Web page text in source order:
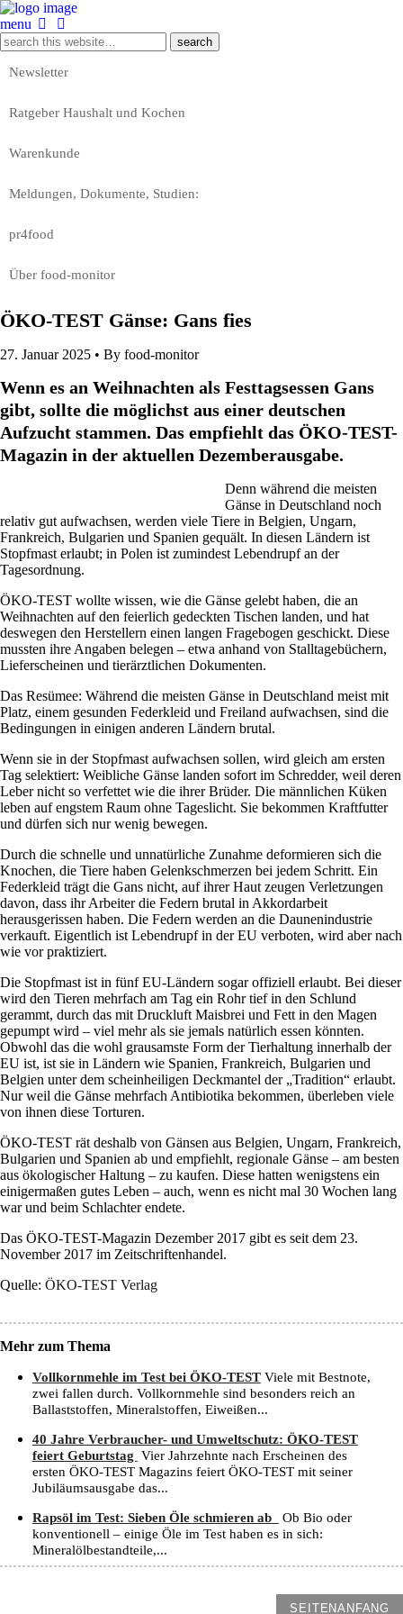
menu
Newsletter
Ratgeber Haushalt und Kochen
Warenkunde
Meldungen, Dokumente, Studien:
pr4food
Über food-monitor
ÖKO-TEST Gänse: Gans fies
27. Januar 2025 • By food-monitor
Wenn es an Weihnachten als Festtagsessen Gans
gibt, sollte die möglichst aus einer deutschen
Aufzucht stammen. Das empfiehlt das ÖKO-TEST-
Magazin in der aktuellen Dezemberausgabe.
Denn während die meisten
Gänse in Deutschland noch
relativ gut aufwachsen, werden viele Tiere in Belgien, Ungarn,
Frankreich, Bulgarien und Spanien gequält. In diesen Ländern ist
Stopfmast erlaubt; in Polen ist zumindest Lebendrupf an der
Tagesordnung.
ÖKO-TEST wollte wissen, wie die Gänse gelebt haben, die an
Weihnachten auf den feierlich gedeckten Tischen landen, und hat
deswegen den Herstellern einen langen Fragebogen geschickt. Diese
mussten ihre Angaben belegen – etwa anhand von Stalltagebüchern,
Lieferscheinen und tierärztlichen Dokumenten.
Das Resümee: Während die meisten Gänse in Deutschland meist mit
Platz, einem gesunden Federkleid und Freiland aufwachsen, sind die
Bedingungen in einigen anderen Ländern brutal.
Wenn sie in der Stopfmast aufwachsen sollen, wird gleich am ersten
Tag selektiert: Weibliche Gänse landen sofort im Schredder, weil deren
Leber nicht so verfettet wie die ihrer Brüder. Die männlichen Küken
leben auf engstem Raum ohne Tageslicht. Sie bekommen Kraftfutter
und dürfen sich nur wenig bewegen.
Durch die schnelle und unnatürliche Zunahme deformieren sich die
Knochen, die Tiere haben Gelenkschmerzen bei jedem Schritt. Ein
Federkleid trägt die Gans nicht, auf ihrer Haut zeugen Verletzungen
davon, dass ihr Arbeiter die Federn brutal in Akkordarbeit
herausgerissen haben. Die Federn werden an die Daunenindustrie
verkauft. Eigentlich ist Lebendrupf in der EU verboten, wird aber nach
wie vor praktiziert.
Die Stopfmast ist in fünf EU-Ländern sogar offiziell erlaubt. Bei dieser
wird den Tieren mehrfach am Tag ein Rohr tief in den Schlund
gerammt, durch das mit Druckluft Maisbrei und Fett in den Magen
gepumpt wird – viel mehr als sie jemals natürlich essen könnten.
Obwohl das die wohl grausamste Form der Tierhaltung innerhalb der
EU ist, ist sie in Ländern wie Spanien, Frankreich, Bulgarien und
Belgien unter dem scheinheiligen Deckmantel der „Tradition“ erlaubt.
Nur weil die Gänse mehrfach Antibiotika bekommen, überleben viele
von ihnen diese Torturen.
ÖKO-TEST rät deshalb von Gänsen aus Belgien, Ungarn, Frankreich,
Bulgarien und Spanien ab und empfiehlt, regionale Gänse – am besten
aus ökologischer Haltung – zu kaufen. Diese hatten wenigstens ein
einigermaßen gutes Leben – auch, wenn es nicht mal 30 Wochen lang
war und beim Schlachter endete.
Das ÖKO-TEST-Magazin Dezember 2017 gibt es seit dem 23.
November 2017 im Zeitschriftenhandel.
Quelle: ÖKO-TEST Verlag
Mehr zum Thema
Vollkornmehle im Test bei ÖKO-TESTViele mit Bestnote,
zwei fallen durch. Vollkornmehle sind besonders reich an
Ballaststoffen, Mineralstoffen, Eiweißen...
40 Jahre Verbraucher- und Umweltschutz: ÖKO-TEST
feiert Geburtstag Vier Jahrzehnte nach Erscheinen des
ersten ÖKO-TEST Magazins feiert ÖKO-TEST mit seiner
Jubiläumsausgabe das...
Rapsöl im Test: Sieben Öle schmieren ab
Ob Bio oder
konventionell – einige Öle im Test haben es in sich:
Mineralölbestandteile,...
SEITENANFANG